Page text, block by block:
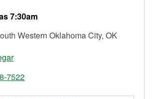
7:30am
Western Oklahoma City, OK
7522